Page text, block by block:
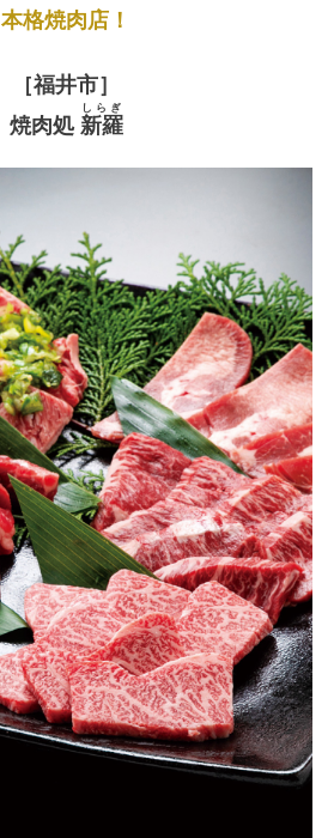
本格焼肉店！
［福井市］
焼肉処 新羅
しらぎ